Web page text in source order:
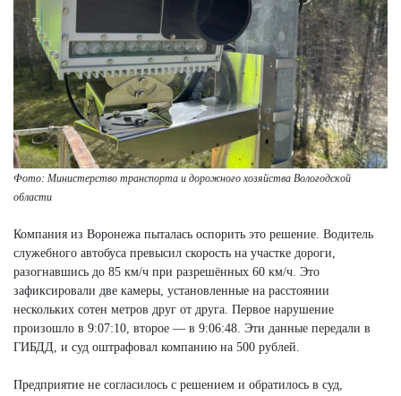
Фото: Министерство транспорта и дорожного хозяйства Вологодской
области
Компания из Воронежа пыталась оспорить это решение. Водитель
служебного автобуса превысил скорость на участке дороги,
разогнавшись до 85 км/ч при разрешённых 60 км/ч. Это
зафиксировали две камеры, установленные на расстоянии
нескольких сотен метров друг от друга. Первое нарушение
произошло в 9:07:10, второе — в 9:06:48. Эти данные передали в
ГИБДД, и суд оштрафовал компанию на 500 рублей.
Предприятие не согласилось с решением и обратилось в суд,